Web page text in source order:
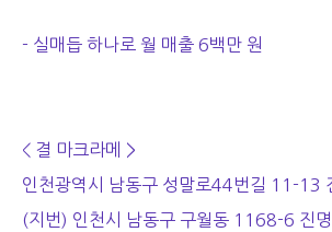
- 실매듭 하나로 월 매출 6백만 원
< 결 마크라메 >
인천광역시 남동구 성말로44번길 11-13
(지번) 인천시 남동구 구월동 1168-6 진명